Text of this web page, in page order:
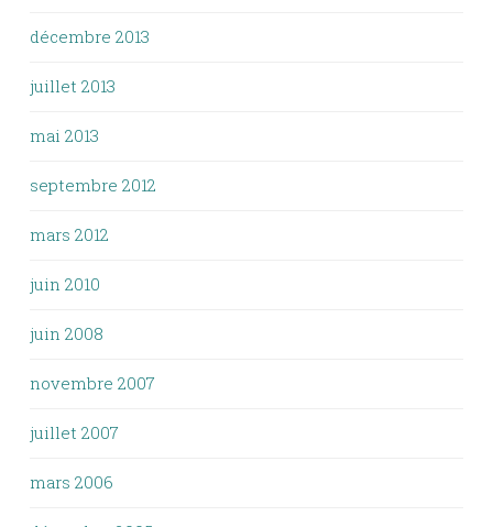
décembre 2013
juillet 2013
mai 2013
septembre 2012
mars 2012
juin 2010
juin 2008
novembre 2007
juillet 2007
mars 2006